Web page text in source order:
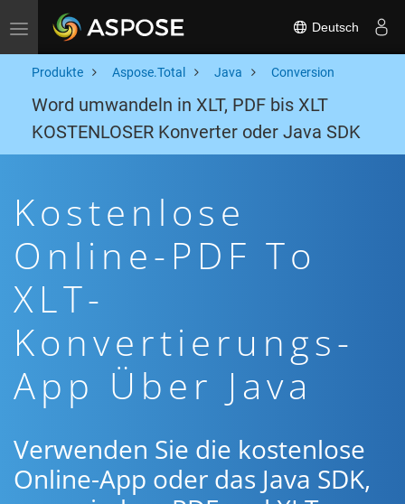
Toggle navigation Deutsch
Produkte Aspose.Total Java Conversion
Word umwandeln in XLT, PDF bis XLT
KOSTENLOSER Konverter oder Java SDK
Kostenlose
Online-PDF To
XLT-
Konvertierungs-
App Über Java
Verwenden Sie die kostenlose
Online-App oder das Java SDK,